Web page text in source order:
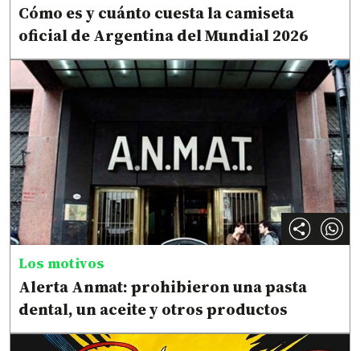
Cómo es y cuánto cuesta la camiseta
oficial de Argentina del Mundial 2026
Los motivos
Alerta Anmat: prohibieron una pasta
dental, un aceite y otros productos